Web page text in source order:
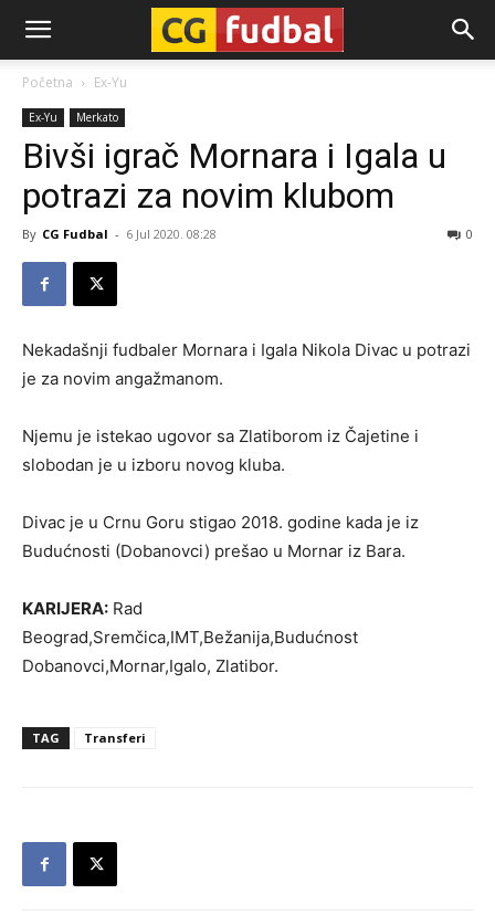
CG-
Fudbal
Početna Ex-Yu
Ex-Yu Merkato
Bivši igrač Mornara i Igala u
potrazi za novim klubom
By CG Fudbal - 6 Jul 2020. 08:28 0
Nekadašnji fudbaler Mornara i Igala Nikola Divac u potrazi
je za novim angažmanom.
Njemu je istekao ugovor sa Zlatiborom iz Čajetine i
slobodan je u izboru novog kluba.
Divac je u Crnu Goru stigao 2018. godine kada je iz
Budućnosti (Dobanovci) prešao u Mornar iz Bara.
KARIJERA: Rad
Beograd,Sremčica,IMT,Bežanija,Budućnost
Dobanovci,Mornar,Igalo, Zlatibor.
TAG Transferi